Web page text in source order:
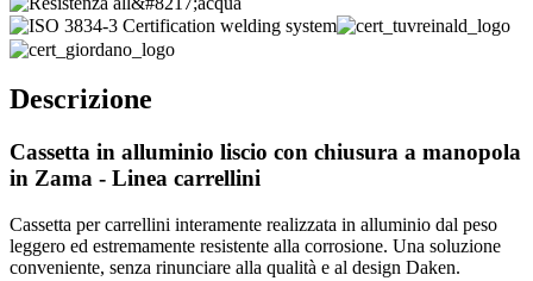
Descrizione
Cassetta in alluminio liscio con chiusura a manopola
in Zama - Linea carrellini
Cassetta per carrellini interamente realizzata in alluminio dal peso
leggero ed estremamente resistente alla corrosione. Una soluzione
conveniente, senza rinunciare alla qualità e al design Daken.